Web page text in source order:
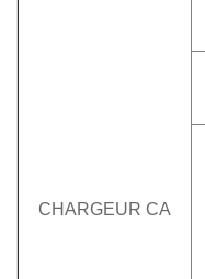
CHARGEUR CA